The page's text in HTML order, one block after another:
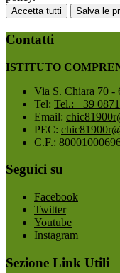
Accetta tutti Salva le
Contatti
ISTITUTO
Via S. Chiara 70 -
Tel: Tel.: +39
Email:
PEC:
C.F.:
Seguici su
Facebook
Twitter
Youtube
Instagram
Sezione Link Utili